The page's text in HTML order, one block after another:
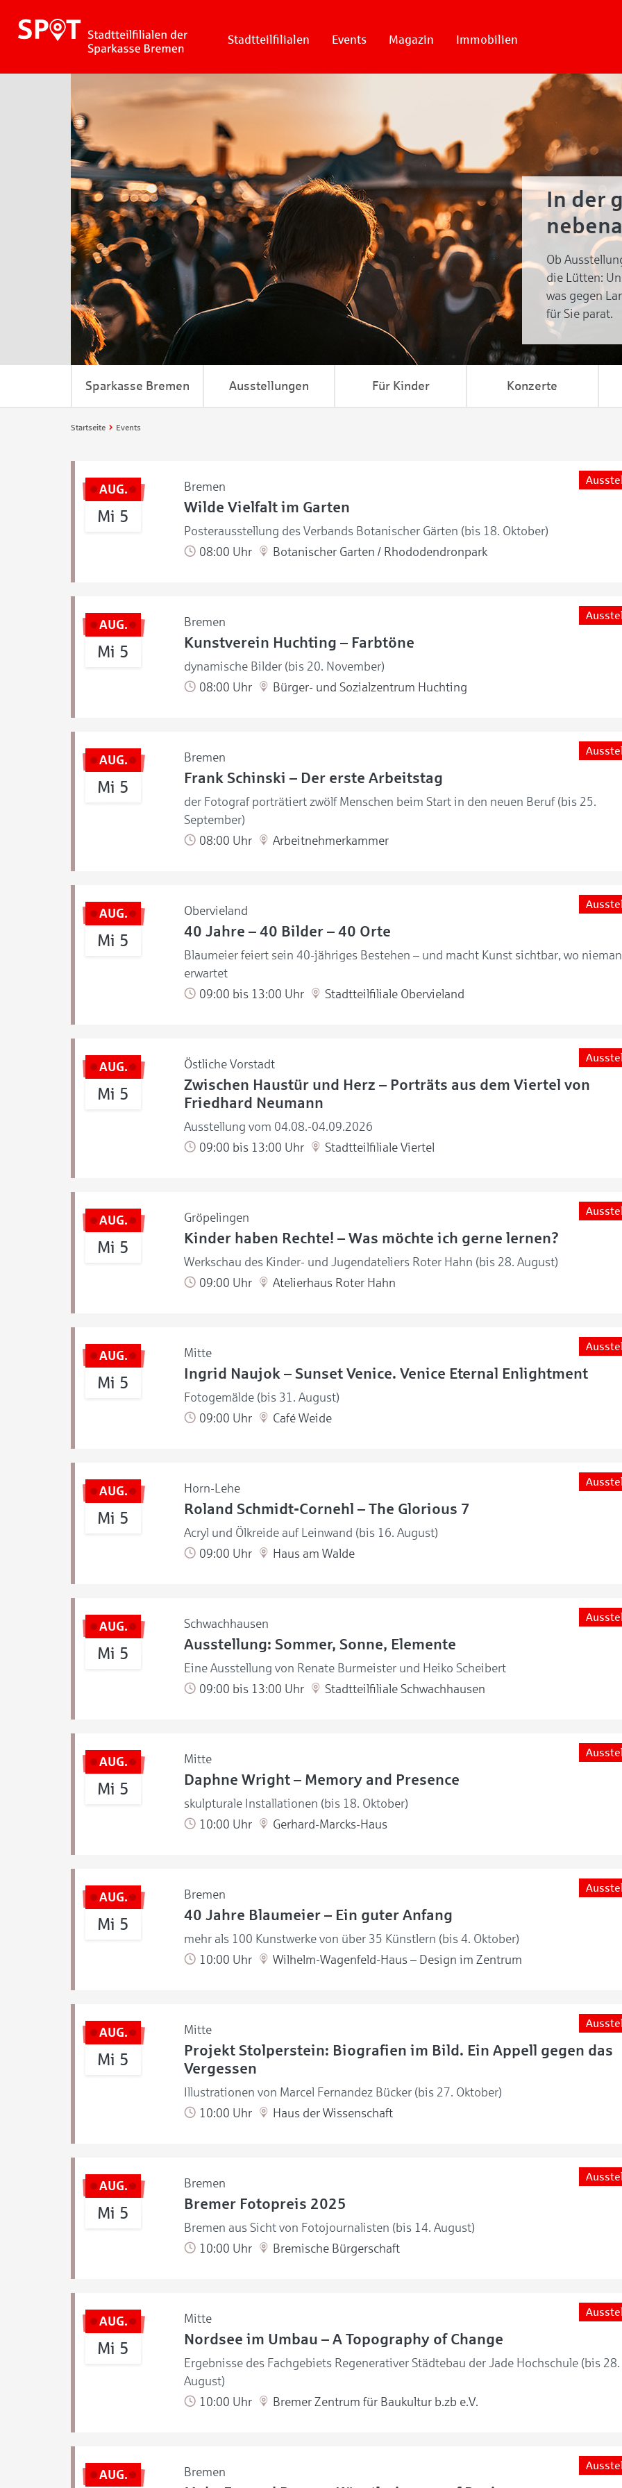
Stadtteilfilialen Events Magazin Immobilien
In der
Ob
die Lütten:
was gegen
für Sie parat.
Sparkasse Bremen Ausstellungen Für Kinder Konzerte
Startseite Events
AUG.
Mi 5
Bremen
Wilde Vielfalt im Garten
Posterausstellung des Verbands Botanischer Gärten (bis 18. Oktober)
08:00 Uhr
Botanischer Garten / Rhododendronpark
AUG.
Mi 5
Bremen
Kunstverein Huchting – Farbtöne
dynamische Bilder (bis 20. November)
08:00 Uhr
Bürger- und Sozialzentrum Huchting
AUG.
Mi 5
Bremen
Frank Schinski – Der erste Arbeitstag
der Fotograf porträtiert zwölf Menschen beim Start in den neuen Beruf (bis 25.
September)
08:00 Uhr
Arbeitnehmerkammer
AUG.
Mi 5
Obervieland
40 Jahre – 40 Bilder – 40 Orte
Blaumeier feiert sein 40-jähriges Bestehen – und macht Kunst sichtbar, wo
erwartet
09:00 bis 13:00 Uhr
Stadtteilfiliale Obervieland
AUG.
Mi 5
Östliche Vorstadt
Zwischen Haustür und Herz – Porträts aus dem Viertel von
Friedhard Neumann
Ausstellung vom 04.08.-04.09.2026
09:00 bis 13:00 Uhr
Stadtteilfiliale Viertel
AUG.
Mi 5
Gröpelingen
Kinder haben Rechte! – Was möchte ich gerne lernen?
Werkschau des Kinder- und Jugendateliers Roter Hahn (bis 28. August)
09:00 Uhr
Atelierhaus Roter Hahn
AUG.
Mi 5
Mitte
Ingrid Naujok – Sunset Venice. Venice Eternal Enlightment
Fotogemälde (bis 31. August)
09:00 Uhr
Café Weide
AUG.
Mi 5
Horn-Lehe
Roland Schmidt-Cornehl – The Glorious 7
Acryl und Ölkreide auf Leinwand (bis 16. August)
09:00 Uhr
Haus am Walde
AUG.
Mi 5
Schwachhausen
Ausstellung: Sommer, Sonne, Elemente
Eine Ausstellung von Renate Burmeister und Heiko Scheibert
09:00 bis 13:00 Uhr
Stadtteilfiliale Schwachhausen
AUG.
Mi 5
Mitte
Daphne Wright – Memory and Presence
skulpturale Installationen (bis 18. Oktober)
10:00 Uhr
Gerhard-Marcks-Haus
AUG.
Mi 5
Bremen
40 Jahre Blaumeier – Ein guter Anfang
mehr als 100 Kunstwerke von über 35 Künstlern (bis 4. Oktober)
10:00 Uhr
Wilhelm-Wagenfeld-Haus – Design im Zentrum
AUG.
Mi 5
Mitte
Projekt Stolperstein: Biografien im Bild. Ein Appell gegen das
Vergessen
Illustrationen von Marcel Fernandez Bücker (bis 27. Oktober)
10:00 Uhr
Haus der Wissenschaft
AUG.
Mi 5
Bremen
Bremer Fotopreis 2025
Bremen aus Sicht von Fotojournalisten (bis 14. August)
10:00 Uhr
Bremische Bürgerschaft
AUG.
Mi 5
Mitte
Nordsee im Umbau – A Topography of Change
Ergebnisse des Fachgebiets Regenerativer Städtebau der Jade Hochschule (bis 28.
August)
10:00 Uhr
Bremer Zentrum für Baukultur b.zb e.V.
AUG. Bremen